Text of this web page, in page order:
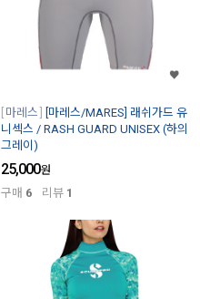
마레스
[마레스/MARES] 래쉬가드 유
니섹스 / RASH GUARD UNISEX (하의
그레이)
25,000원
구매 6 리뷰 1